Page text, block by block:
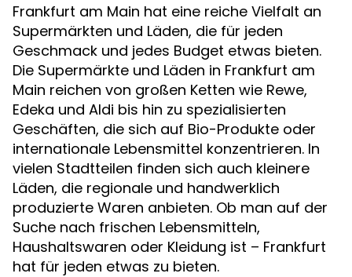
Frankfurt am Main hat eine reiche Vielfalt an
Supermärkten und Läden, die für jeden
Geschmack und jedes Budget etwas bieten.
Die Supermärkte und Läden in Frankfurt am
Main reichen von großen Ketten wie Rewe,
Edeka und Aldi bis hin zu spezialisierten
Geschäften, die sich auf Bio-Produkte oder
internationale Lebensmittel konzentrieren. In
vielen Stadtteilen finden sich auch kleinere
Läden, die regionale und handwerklich
produzierte Waren anbieten. Ob man auf der
Suche nach frischen Lebensmitteln,
Haushaltswaren oder Kleidung ist – Frankfurt
hat für jeden etwas zu bieten.